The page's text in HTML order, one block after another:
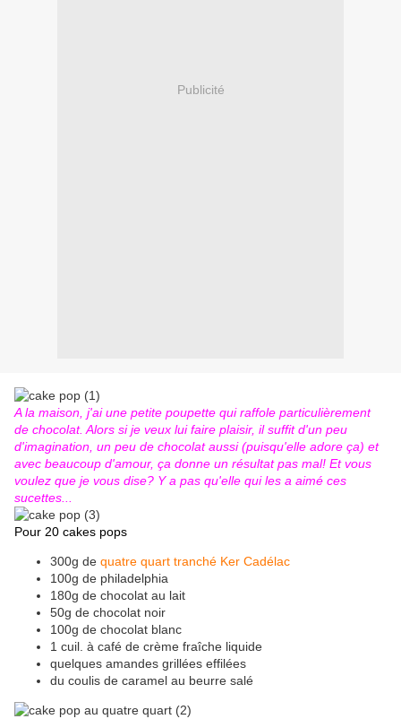
Publicité
A la maison, j'ai une petite poupette qui raffole particulièrement
de chocolat. Alors si je veux lui faire plaisir, il suffit d'un peu
d'imagination, un peu de chocolat aussi (puisqu'elle adore ça) et
avec beaucoup d'amour, ça donne un résultat pas mal! Et vous
voulez que je vous dise? Y a pas qu'elle qui les a aimé ces
sucettes...
Pour 20 cakes pops
300g de quatre quart tranché Ker Cadélac
100g de philadelphia
180g de chocolat au lait
50g de chocolat noir
100g de chocolat blanc
1 cuil. à café de crème fraîche liquide
quelques amandes grillées effilées
du coulis de caramel au beurre salé